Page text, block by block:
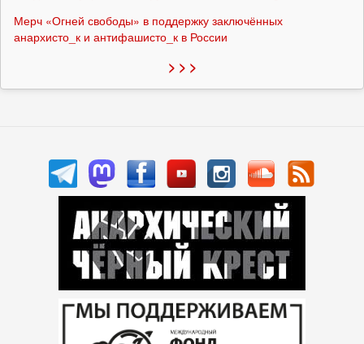
Мерч «Огней свободы» в поддержку заключённых
анархисто_к и антифашисто_к в России
> > >